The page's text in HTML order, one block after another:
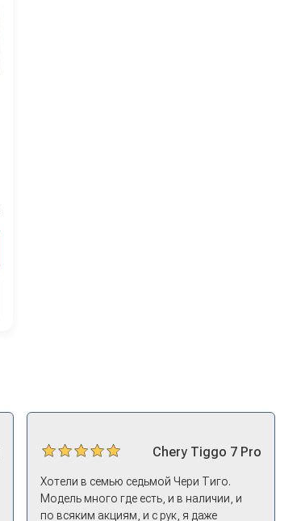
Chery Tiggo 7 Pro
Хотели в семью седьмой Чери Тиго.
Модель много где есть, и в наличии, и
по всяким акциям, и с рук, я даже